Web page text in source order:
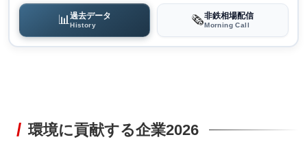
📊過去データ
History 🗞️非鉄相場配信
Morning Call
環境に貢献する企業2026